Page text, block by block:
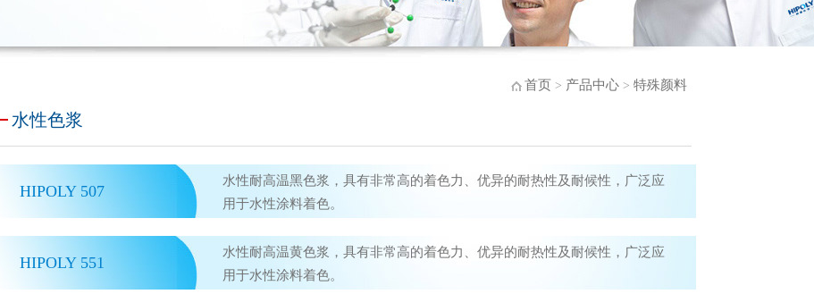
首页 > 产品中心 > 特殊颜料
水性色浆
HIPOLY 507
水性耐高温黑色浆，具有非常高的着色力、优异的耐热性及耐候性，广泛应
用于水性涂料着色。
HIPOLY 551
水性耐高温黄色浆，具有非常高的着色力、优异的耐热性及耐候性，广泛应
用于水性涂料着色。